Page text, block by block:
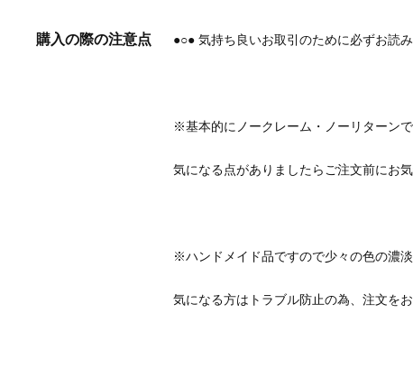
購入の際の注意点